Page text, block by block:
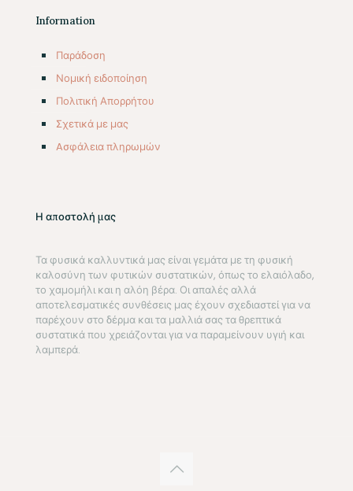
Information
Παράδοση
Νομική ειδοποίηση
Πολιτική Απορρήτου
Σχετικά με μας
Aσφάλεια πληρωμών
Η αποστολή μας
Τα φυσικά καλλυντικά μας είναι γεμάτα με τη φυσική
καλοσύνη των φυτικών συστατικών, όπως το ελαιόλαδο,
το χαμομήλι και η αλόη βέρα. Οι απαλές αλλά
αποτελεσματικές συνθέσεις μας έχουν σχεδιαστεί για να
παρέχουν στο δέρμα και τα μαλλιά σας τα θρεπτικά
συστατικά που χρειάζονται για να παραμείνουν υγιή και
λαμπερά.